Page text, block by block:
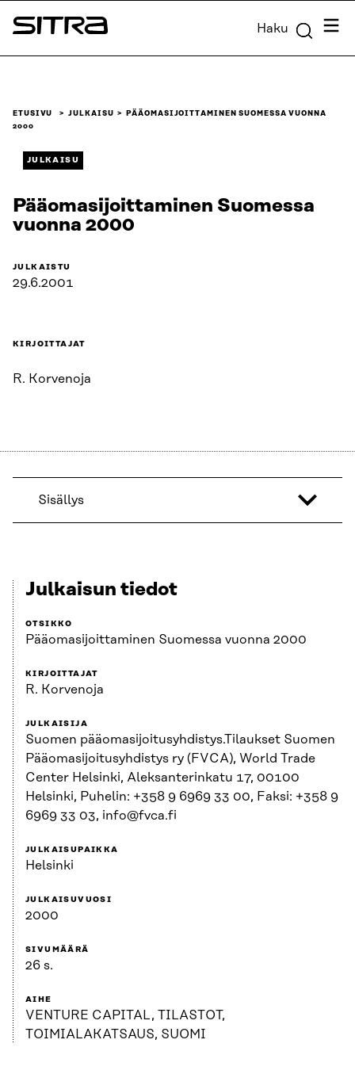
Siirry
suoraan
Sitra Haku
ETUSIVU JULKAISU
PÄÄOMASIJOITTAMINEN SUOMESSA VUONNA
2000
JULKAISU
Pääomasijoittaminen Suomessa
vuonna 2000
JULKAISTU
29.6.2001
KIRJOITTAJAT
R. Korvenoja
Sisällys
Julkaisun tiedot
OTSIKKO
Pääomasijoittaminen Suomessa vuonna 2000
KIRJOITTAJAT
R. Korvenoja
JULKAISIJA
Suomen pääomasijoitusyhdistys.Tilaukset Suomen
Pääomasijoitusyhdistys ry (FVCA), World Trade
Center Helsinki, Aleksanterinkatu 17, 00100
Helsinki, Puhelin: +358 9 6969 33 00, Faksi: +358 9
6969 33 03, info@fvca.fi
JULKAISUPAIKKA
Helsinki
JULKAISUVUOSI
2000
SIVUMÄÄRÄ
26 s.
AIHE
VENTURE CAPITAL, TILASTOT,
TOIMIALAKATSAUS, SUOMI